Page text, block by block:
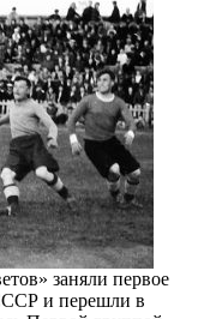
заняли первое
и перешли в